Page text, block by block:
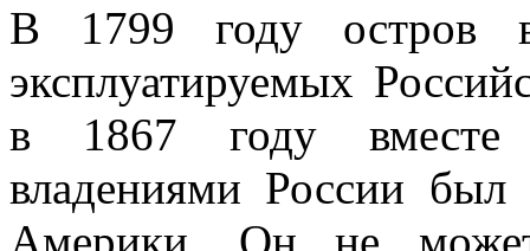
В 1799 году остров
эксплуатируемых
в 1867 году вместе
владениями России
Америки. Он не может